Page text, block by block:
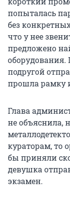
попыталась
без
что у нее
предложено
оборудования.
подругой
прошла рамку
Глава
не объяснила,
кураторам, то
бы приняли
девушка
экзамен.